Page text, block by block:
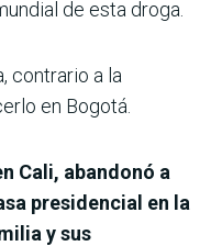
de esta droga.
contrario a la
en Bogotá.
Cali, abandonó a
presidencial en la
y sus